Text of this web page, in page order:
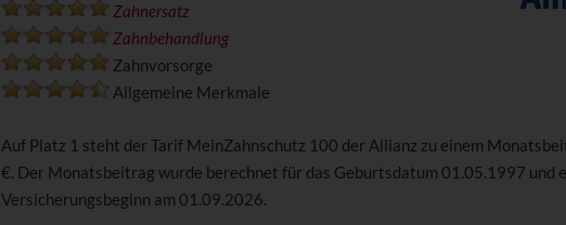
Zahnersatz
Zahnbehandlung
Zahnvorsorge
Allgemeine Merkmale
Auf Platz 1 steht der Tarif MeinZahnschutz 100 der Allianz zu einem
€. Der Monatsbeitrag wurde berechnet für das Geburtsdatum 01.05.1997 und
Versicherungsbeginn am 01.09.2026.